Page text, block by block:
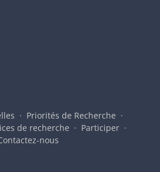
Priorités de Recherche
de recherche
Participer
nous